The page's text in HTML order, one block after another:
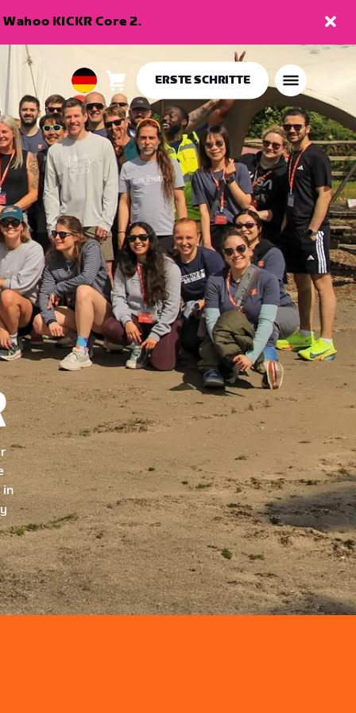
KICKR Core 2.
European
Union
Deutsch
Warenkorb0
Artikel
ERSTE SCHRITTE
in